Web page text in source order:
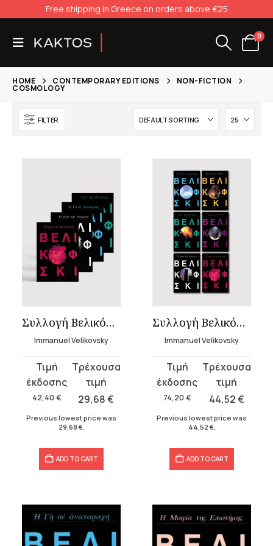
Free shipping in Greece on orders above €25
0
HOME CONTEMPORARY EDITIONS NON-FICTION
COSMOLOGY
FILTER
Συλλογή Βελικόφσκι (4 βιβλία)
Immanuel Velikovsky
42,40 €
Original
price
was:
29,68€
Current
price
Previous lowest price was
29,68 €.
ADD TO CART
Συλλογή Βελικόφσκι (7 βιβλία)
Immanuel Velikovsky
74,20 €
Original
price
was:
44,52€
Current
price
Previous lowest price was
44,52 €.
ADD TO CART